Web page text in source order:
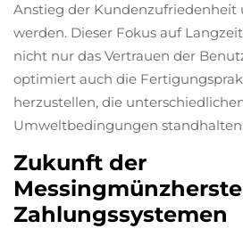
Anstieg der Kundenzufriedenheit
werden. Dieser Fokus auf
nicht nur das Vertrauen der
optimiert auch die
herzustellen, die
Umweltbedingungen
Zukunft der
Zahlungssystemen